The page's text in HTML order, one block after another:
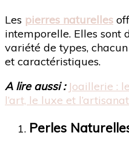
Les pierres naturelles
intemporelle. Elles sont
variété de types,
et caractéristiques.
A lire aussi : Joaillerie :
l’art, le luxe et l’artisanat
Perles